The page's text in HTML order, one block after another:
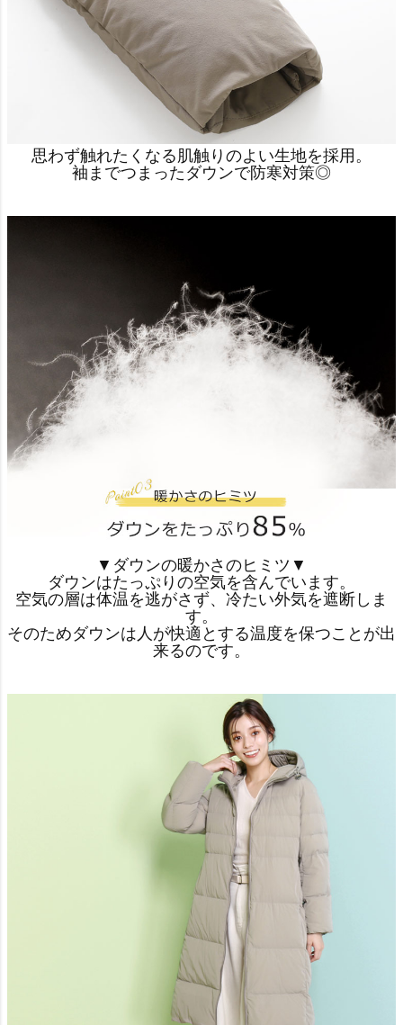
思わず触れたくなる肌触りのよい生地を採用。
袖までつまったダウンで防寒対策◎
▼ダウンの暖かさのヒミツ▼
ダウンはたっぷりの空気を含んでいます。
空気の層は体温を逃がさず、冷たい外気を遮断しま
す。
そのためダウンは人が快適とする温度を保つことが出
来るのです。